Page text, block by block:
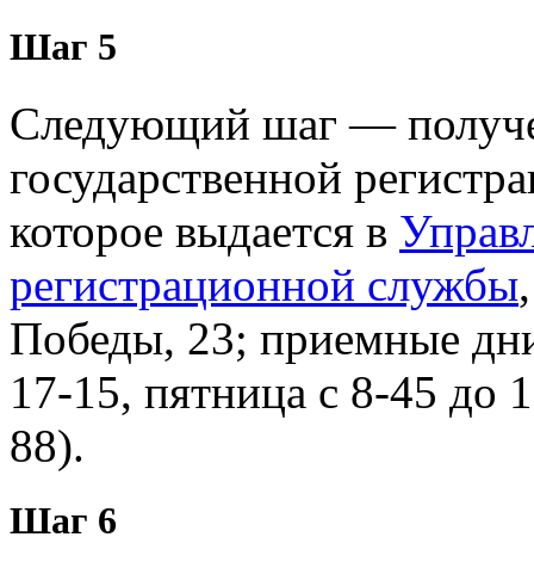
Шаг 5
Следующий шаг —
государственной
которое выдается в
регистрационной службы
Победы, 23; приемные
17-15, пятница с 8-45 до
88).
Шаг 6